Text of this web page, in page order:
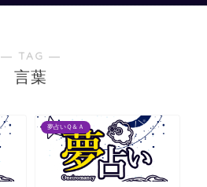
― TAG ―
言葉
夢占いＱ＆Ａ